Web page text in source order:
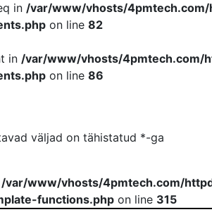
in /var/www/vhosts/
on line 82
in /var/www/vhosts/4pmtech.com/
on line 86
väljad on tähistatud *-ga
/var/www/vhosts/4pmtech.com/
functions.php on line 315